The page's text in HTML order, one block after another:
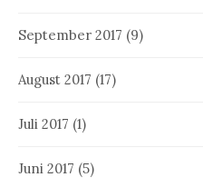
September 2017 (9)
August 2017 (17)
Juli 2017 (1)
Juni 2017 (5)